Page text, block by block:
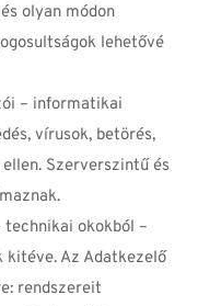
olyan módon
lehetővé
– informatikai
vírusok, betörés,
Szerverszintű és
okokból –
kitéve. Az Adatkezelő
rendszereit